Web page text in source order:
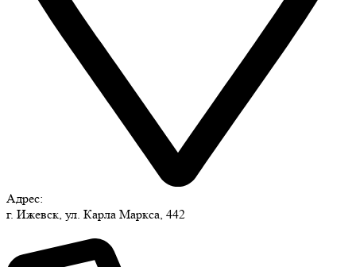
Адрес:
г. Ижевск, ул. Карла Маркса, 442